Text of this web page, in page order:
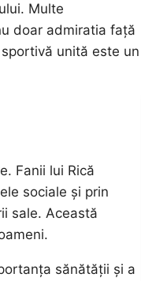
Multe
doar admiratia față
unită este un
Fanii lui Rică
sociale și prin
sale. Această
sănătății și a